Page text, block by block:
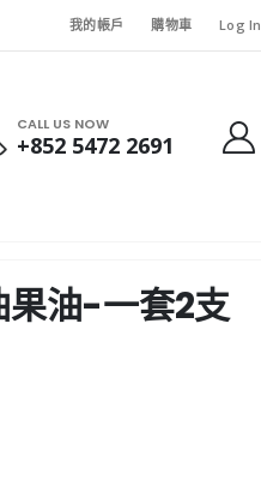
我的帳戶 購物車 Log In
CALL US NOW
+852 5472 2691
果油-一套2支